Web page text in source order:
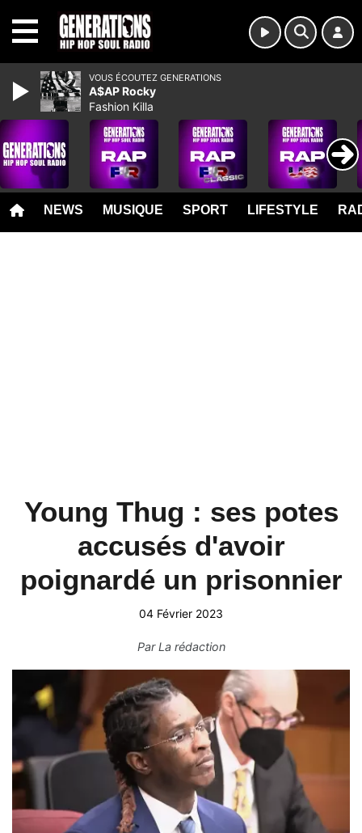
NEWS MUSIQUE SPORT LIFESTYLE
Young Thug : ses potes
accusés d'avoir
poignardé un prisonnier
04 Février 2023
ParLa rédaction
VOUS ÉCOUTEZ GENERATIONS
A$AP Rocky
Fashion Killa